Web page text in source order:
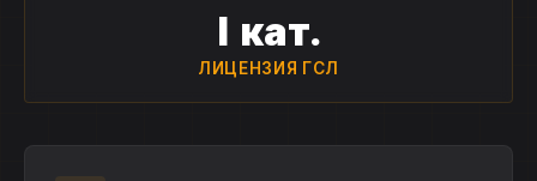
I кат.
ЛИЦЕНЗИЯ ГСЛ